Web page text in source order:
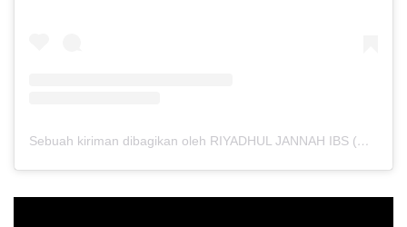
Sebuah kiriman dibagikan oleh RIYADHUL JANNAH IBS (@riyadhuljannahibs)